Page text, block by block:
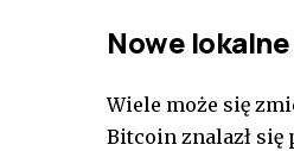
Nowe
Wiele może się
Bitcoin znalazł się